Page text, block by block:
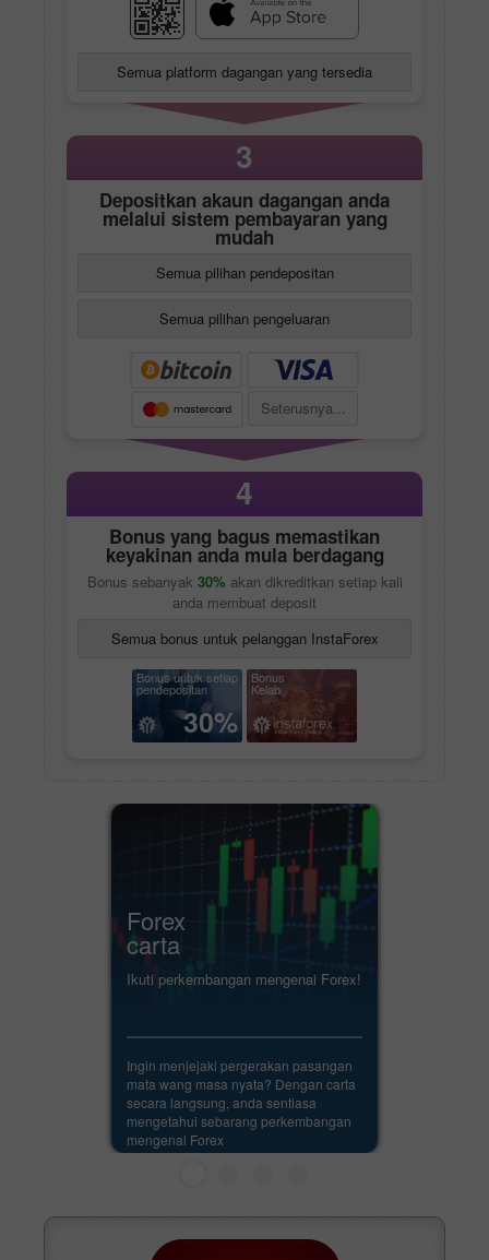
Semua platform dagangan yang tersedia
3
Depositkan akaun dagangan anda
melalui sistem pembayaran yang
mudah
Semua pilihan pendepositan
Semua pilihan pengeluaran
Seterusnya...
4
Bonus yang bagus memastikan
keyakinan anda mula berdagang
Bonus sebanyak 30% akan dikreditkan setiap kali
anda membuat deposit
Semua bonus untuk pelanggan InstaForex
Bonus untuk setiap
pendepositan
30%
Bonus
Kelab
Forex
carta
Ikuti perkembangan mengenai Forex!
Ingin menjejaki pergerakan pasangan
mata wang masa nyata? Dengan carta
secara langsung, anda sentiasa
mengetahui sebarang perkembangan
mengenai Forex